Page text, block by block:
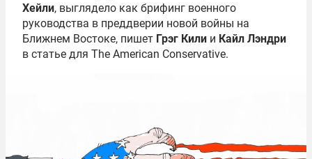
Хейли, выглядело как брифинг военного
руководства в преддверии новой войны на
Ближнем Востоке, пишет Грэг Кили и Кайл Лэндри
в статье для The American Conservative.